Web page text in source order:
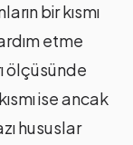
bir kısmı
etme
ölçüsünde
ise ancak
hususlar